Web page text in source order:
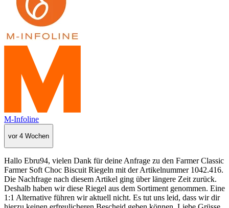
M-Infoline
vor 4 Wochen
Hallo Ebru94, vielen Dank für deine Anfrage zu den Farmer Classic
Farmer Soft Choc Biscuit Riegeln mit der Artikelnummer 1042.416.
Die Nachfrage nach diesem Artikel ging über längere Zeit zurück.
Deshalb haben wir diese Riegel aus dem Sortiment genommen. Eine
1:1 Alternative führen wir aktuell nicht. Es tut uns leid, dass wir dir